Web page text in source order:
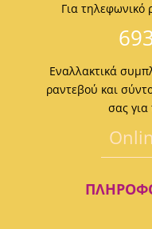
Για τηλεφωνικό
Εναλλακτικά
ραντεβού και
σας